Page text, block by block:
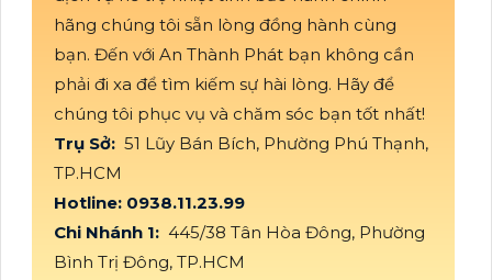
hãng chúng tôi sẵn lòng đồng hành cùng
bạn. Đến với An Thành Phát bạn không cần
phải đi xa để tìm kiếm sự hài lòng. Hãy để
chúng tôi phục vụ và chăm sóc bạn tốt nhất!
Trụ Sở: 51 Lũy Bán Bích, Phường Phú Thạnh,
TP.HCM
Hotline: 0938.11.23.99
Chi Nhánh 1: 445/38 Tân Hòa Đông, Phường
Bình Trị Đông, TP.HCM